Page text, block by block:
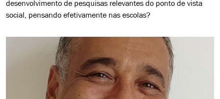
desenvolvimento de pesquisas relevantes do ponto de vista
social, pensando efetivamente nas escolas?